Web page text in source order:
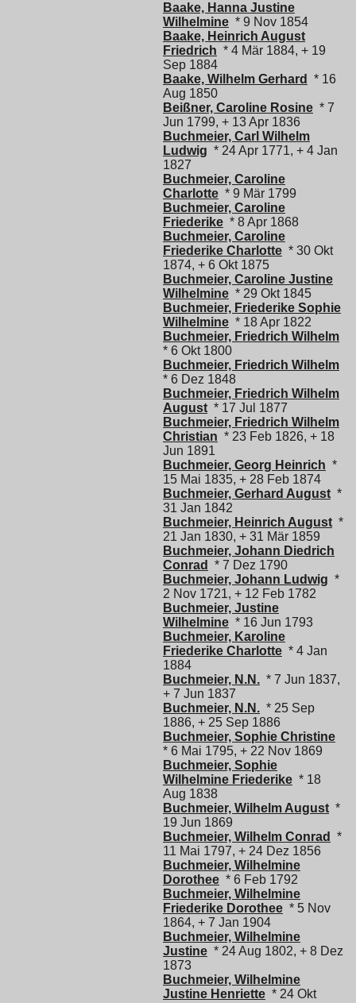
Baake, Hanna Justine
Wilhelmine * 9 Nov 1854
Baake, Heinrich August
Friedrich * 4 Mär 1884, + 19
Sep 1884
Baake, Wilhelm Gerhard
* 16
Aug 1850
Beißner, Caroline Rosine * 7
Jun 1799, + 13 Apr 1836
Buchmeier, Carl Wilhelm
Ludwig * 24 Apr 1771, + 4 Jan
1827
Buchmeier, Caroline
Charlotte * 9 Mär 1799
Buchmeier, Caroline
Friederike * 8 Apr 1868
Buchmeier, Caroline
Friederike Charlotte * 30 Okt
1874, + 6 Okt 1875
Buchmeier, Caroline Justine
Wilhelmine * 29 Okt 1845
Buchmeier, Friederike Sophie
Wilhelmine * 18 Apr 1822
Buchmeier, Friedrich Wilhelm
* 6 Okt 1800
Buchmeier, Friedrich Wilhelm
* 6 Dez 1848
Buchmeier, Friedrich Wilhelm
August * 17 Jul 1877
Buchmeier, Friedrich Wilhelm
Christian * 23 Feb 1826, + 18
Jun 1891
Buchmeier, Georg Heinrich *
15 Mai 1835, + 28 Feb 1874
Buchmeier, Gerhard August *
31 Jan 1842
Buchmeier, Heinrich August *
21 Jan 1830, + 31 Mär 1859
Buchmeier, Johann Diedrich
Conrad
* 7 Dez 1790
Buchmeier, Johann Ludwig *
2 Nov 1721, + 12 Feb 1782
Buchmeier, Justine
Wilhelmine * 16 Jun 1793
Buchmeier, Karoline
Friederike Charlotte * 4 Jan
1884
Buchmeier, N.N. * 7 Jun 1837,
+ 7 Jun 1837
Buchmeier, N.N. * 25 Sep
1886, + 25 Sep 1886
Buchmeier, Sophie Christine
* 6 Mai 1795, + 22 Nov 1869
Buchmeier, Sophie
Wilhelmine Friederike * 18
Aug 1838
Buchmeier, Wilhelm August *
19 Jun 1869
Buchmeier, Wilhelm Conrad
*
11 Mai 1797, + 24 Dez 1856
Buchmeier, Wilhelmine
Dorothee * 6 Feb 1792
Buchmeier, Wilhelmine
Friederike Dorothee * 5 Nov
1864, + 7 Jan 1904
Buchmeier, Wilhelmine
Justine * 24 Aug 1802, + 8 Dez
1873
Buchmeier, Wilhelmine
Justine Henriette * 24 Okt